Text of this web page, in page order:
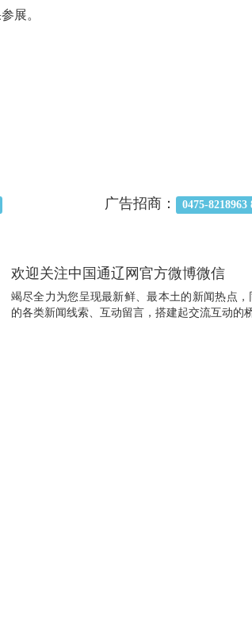
展。
广告招商： 0475-8218963
欢迎关注中国通辽网官方微博微信
竭尽全力为您呈现最新鲜、最本土的新闻热点
的各类新闻线索、互动留言，搭建起交流互动的桥